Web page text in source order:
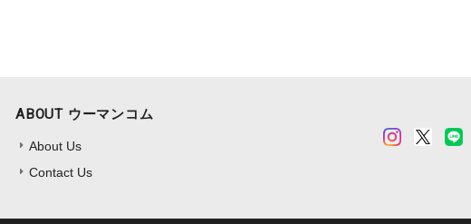
ABOUT ウーマンコム
About Us
Contact Us